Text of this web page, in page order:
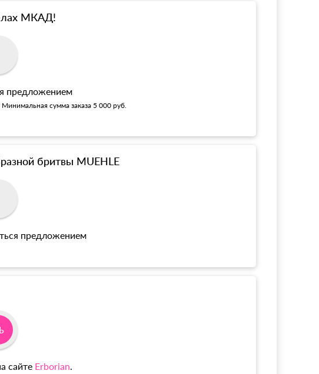
МКАД!
предложением
сумма заказа 5 000 руб.
бритвы MUEHLE
предложением
сайте Erborian.